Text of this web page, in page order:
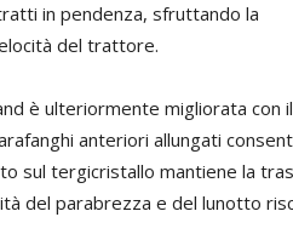
in pendenza, sfruttando la
del trattore.
è ulteriormente migliorata con
anteriori allungati
sul tergicristallo mantiene la
del parabrezza e del lunotto